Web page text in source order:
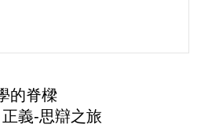
的脊樑
義-思辯之旅